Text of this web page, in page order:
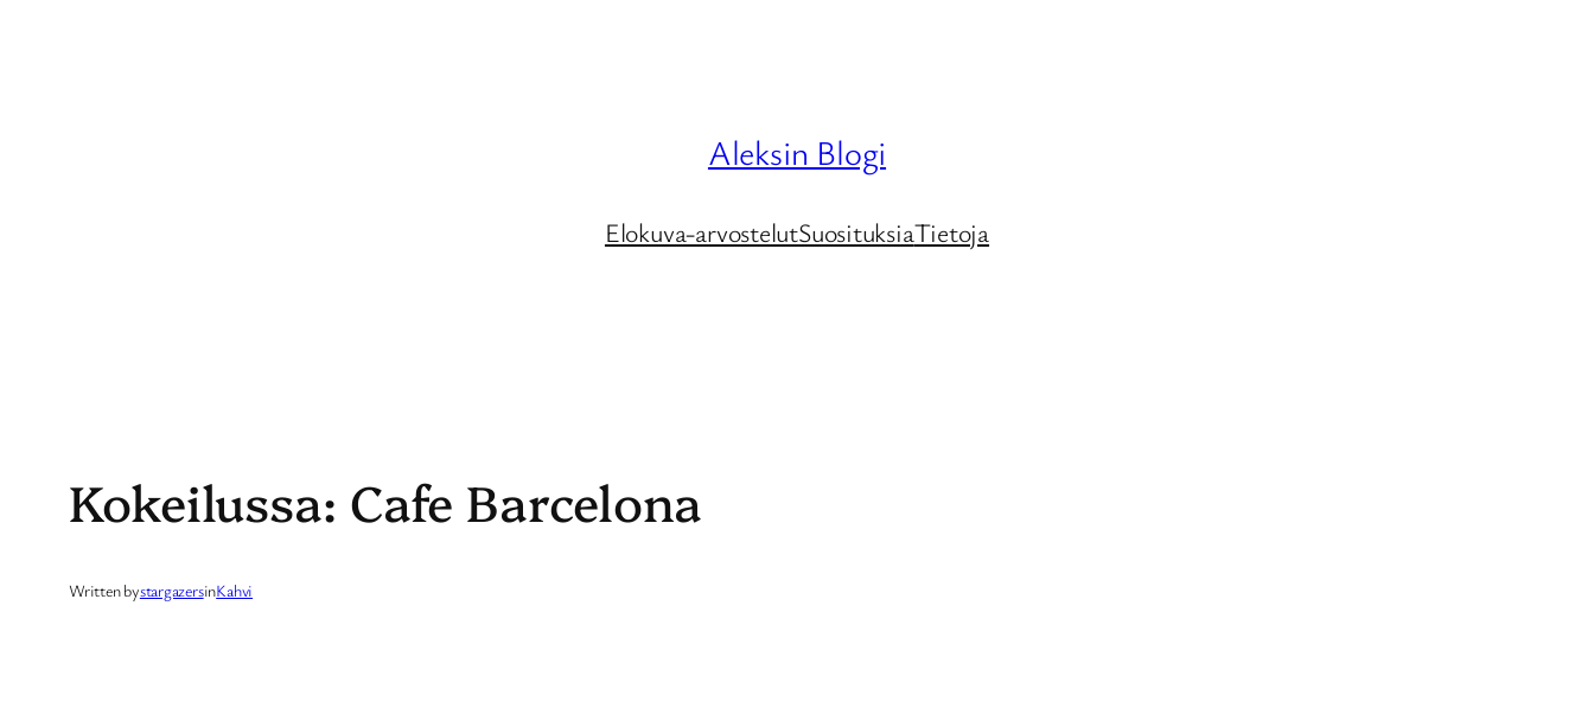
Aleksin Blogi
Elokuva-arvostelutSuosituksiaTietoja
Kokeilussa: Cafe Barcelona
Written bystargazersinKahvi